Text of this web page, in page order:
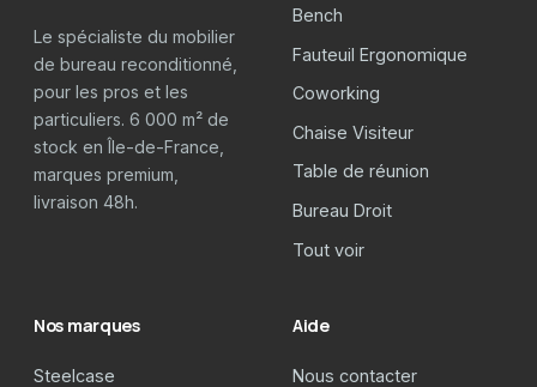
Le spécialiste du mobilier
de bureau reconditionné,
pour les pros et les
particuliers. 6 000 m² de
stock en Île-de-France,
marques premium,
livraison 48h.
Bench
Fauteuil Ergonomique
Coworking
Chaise Visiteur
Table de réunion
Bureau Droit
Tout voir
Nos marques
Steelcase
Aide
Nous contacter